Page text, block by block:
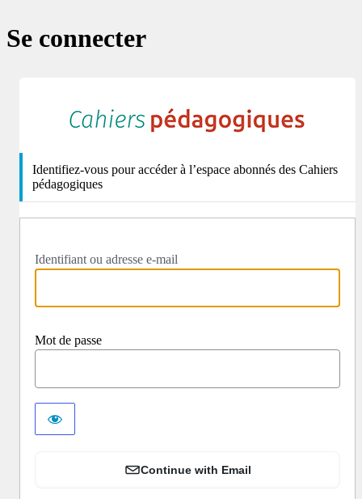
Se connecter
Identifiez-vous pour accéder à l’espace abonnés des Cahiers
pédagogiques
Identifiant ou adresse e-mail
Mot de passe
Continue with Email